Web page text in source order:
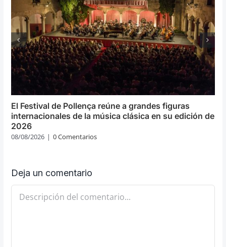
El Festival de Pollença reúne a grandes figuras
internacionales de la música clásica en su edición de
2026
08/08/2026 | 0 Comentarios
Deja un comentario
Comentario